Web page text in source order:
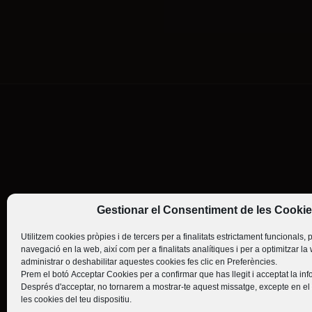
Gestionar el Consentiment de les
Utilitzem cookies pròpies i de tercers per a finalitats estrictament funcionals,
navegació en la web, així com per a finalitats analítiques i per a optimitzar la
administrar o deshabilitar aquestes cookies fes clic en Preferències.
Prem el botó Acceptar Cookies per a confirmar que has llegit i acceptat la
Després d'acceptar, no tornarem a mostrar-te aquest missatge, excepte en
les cookies del teu dispositiu.